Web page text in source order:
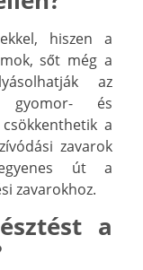
hiszen a
sőt még a
az
gyomor- és
a
zavarok
út a
zavarokhoz.
a